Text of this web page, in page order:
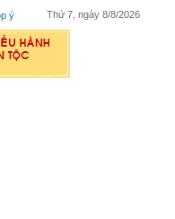
ý Thứ 7, ngày 8/8/2026